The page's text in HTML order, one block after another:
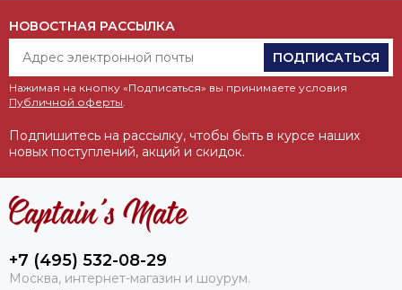
НОВОСТНАЯ РАССЫЛКА
ПОДПИСАТЬСЯ
Нажимая на кнопку «Подписаться» вы принимаете условия
Публичной оферты.
Подпишитесь на рассылку, чтобы быть в курсе наших
новых поступлений, акций и скидок.
+7 (495) 532-08-29
Москва, интернет-магазин и шоурум.